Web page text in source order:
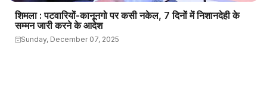
शिमला : पटवारियों-कानूनगो पर कसी नकेल, 7 दिनों में निशानदेही के
सम्मन जारी करने के आदेश
Sunday, December 07, 2025